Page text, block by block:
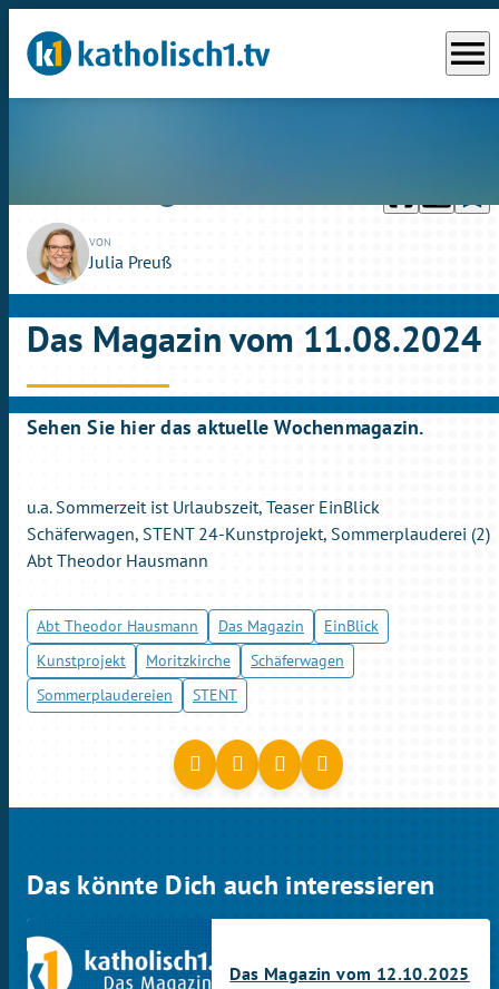
menu
VON
Julia Preuß
Das Magazin vom 11.08.2024
Sehen Sie hier das aktuelle Wochenmagazin.
u.a. Sommerzeit ist Urlaubszeit, Teaser EinBlick
Schäferwagen, STENT 24-Kunstprojekt, Sommerplauderei (2)
Abt Theodor Hausmann
Abt Theodor Hausmann Das Magazin
EinBlick
Kunstprojekt
Moritzkirche
Schäferwagen
Sommerplaudereien
STENT
Das könnte Dich auch interessieren
Das Magazin vom 12.10.2025